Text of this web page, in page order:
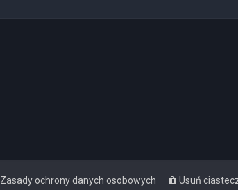
Usuń
Zasady ochrony danych osobowych